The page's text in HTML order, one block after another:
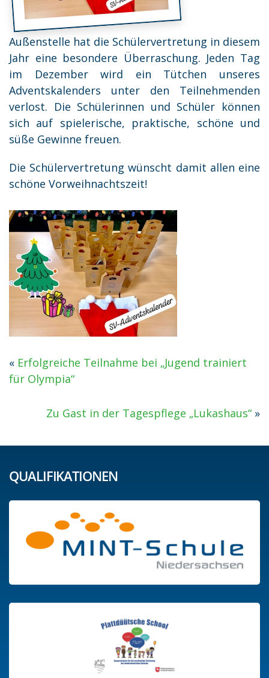
Außenstelle hat die Schülervertretung in diesem
Jahr eine besondere Überraschung. Jeden Tag
im Dezember wird ein Tütchen unseres
Adventskalenders unter den Teilnehmenden
verlost. Die Schülerinnen und Schüler können
sich auf spielerische, praktische, schöne und
süße Gewinne freuen.
Die Schülervertretung wünscht damit allen eine
schöne Vorweihnachtszeit!
« Erfolgreiche Teilnahme bei „Jugend trainiert
für Olympia“
Zu Gast in der Tagespflege „Lukashaus“ »
QUALIFIKATIONEN